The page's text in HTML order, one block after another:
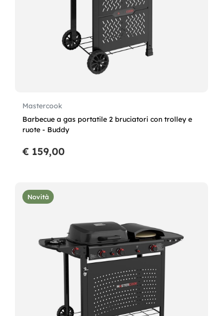
Mastercook
Barbecue a gas portatile 2 bruciatori con trolley e
ruote - Buddy
€ 159,00
Novità